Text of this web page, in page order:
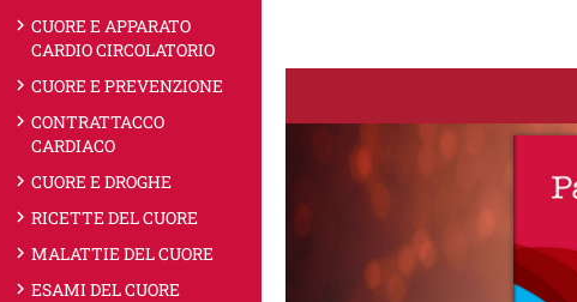
chevron_rightCUORE E APPARATO
CARDIO CIRCOLATORIO
chevron_rightCUORE E PREVENZIONE
chevron_rightCONTRATTACCO
CARDIACO
chevron_rightCUORE E DROGHE
chevron_rightRICETTE DEL CUORE
chevron_rightMALATTIE DEL CUORE
chevron_rightESAMI DEL CUORE